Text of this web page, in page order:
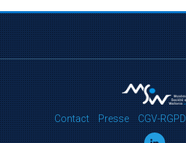
Contact Presse CGV-RGPD